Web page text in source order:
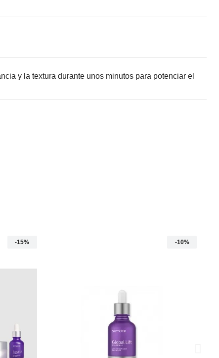
y la textura durante unos minutos para potenciar el
-10% -20%